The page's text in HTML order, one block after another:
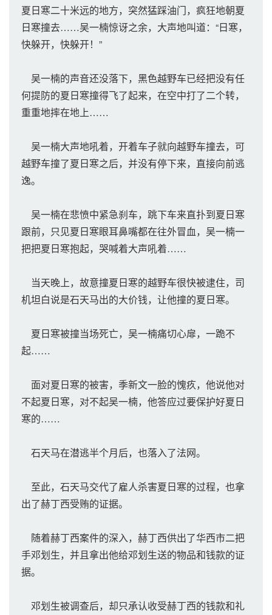
夏日寒二十米远的地方，突然猛踩油门，疯狂地朝夏
日寒撞去……吴一楠惊讶之余，大声地叫道：“日寒，
快躲开，快躲开！”
吴一楠的声音还没落下，黑色越野车已经把没有任
何提防的夏日寒撞得飞了起来，在空中打了二个转，
重重地摔在地上……
吴一楠大声地吼着，开着车子就向越野车撞去，可
越野车撞了夏日寒之后，并没有停下来，直接向前逃
逸。
吴一楠在悲愤中紧急刹车，跳下车来直扑到夏日寒
跟前，只见夏日寒眼耳鼻嘴都在往外冒血，吴一楠一
把把夏日寒抱起，哭喊着大声吼着……
当天晚上，故意撞夏日寒的越野车很快被逮住，司
机坦白说是石天马出的大价钱，让他撞的夏日寒。
夏日寒被撞当场死亡，吴一楠痛切心扉，一跪不
起……
面对夏日寒的被害，季新文一脸的愧疚，他说他对
不起夏日寒，对不起吴一楠，他答应过要保护好夏日
寒的……
石天马在潜逃半个月后，也落入了法网。
至此，石天马交代了雇人杀害夏日寒的过程，也拿
出了赫丁西受贿的证据。
随着赫丁西案件的深入，赫丁西供出了华西市二把
手邓划生，并且拿出他给邓划生送的物品和钱款的证
据。
邓划生被调查后，却只承认收受赫丁西的钱款和礼